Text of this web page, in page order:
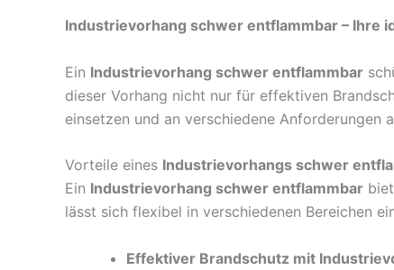
Industrievorhang schwer entflammbar – Ihre
Ein Industrievorhang schwer entflammbar
dieser Vorhang nicht nur für effektiven
einsetzen und an verschiedene Anforderungen
Vorteile eines Industrievorhangs schwer
Ein Industrievorhang schwer entflammbar
lässt sich flexibel in verschiedenen Bereichen
Effektiver Brandschutz mit